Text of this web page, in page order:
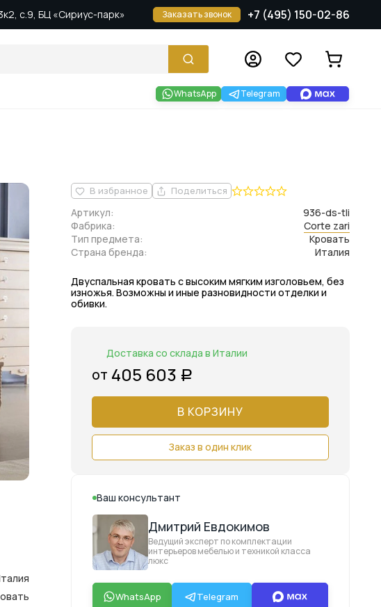
с.9, БЦ «Сириус-парк» Заказать звонок +7 (495) 150-02-86
WhatsApp Telegram
В избранное Поделиться
Фабрика: Corte zari
Артикул:
936-ds-tli
Тип предмета:
Кровать
Страна бренда:
Италия
Двуспальная кровать с высоким мягким изголовьем, без
изножья. Возможны и иные разновидности отделки и
обивки.
Доставка со склада в Италии
от 405 603 Р
В КОРЗИНУ
Заказ в один клик
Ваш консультант
Дмитрий Евдокимов
Ведущий эксперт по комплектации
интерьеров мебелью и техникой класса
люкс
WhatsApp Telegram